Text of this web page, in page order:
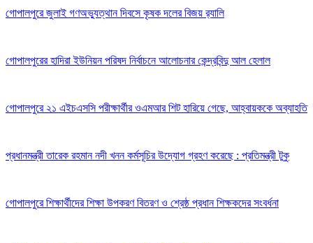
গোপালপুরে জুলাই গণঅভ্যুত্থান দিবসে কৃষক দলের বিজয় র‍্যালি
গোপালপুরের হাদিরা ইউনিয়ন পরিষদ নির্বাচনে আলোচনার কেন্দ্রবিন্দু আল হেলাল
গোপালপুরে ২১ এইচএসসি পরীক্ষার্থীর ওএমআর শিট হারিয়ে গেছে, আহ্বায়ককে অব্যাহতি
প্রধানমন্ত্রী তারেক রহমান নদী খনন কর্মসূচির উদ্যোগ গ্রহণ করেছে : প্রতিমন্ত্রী টুকু
গোপালপুরে শিক্ষার্থীদের শিক্ষা উপকরণ বিতরণ ও শ্রেষ্ঠ প্রধান শিক্ষকদের সংবর্ধনা